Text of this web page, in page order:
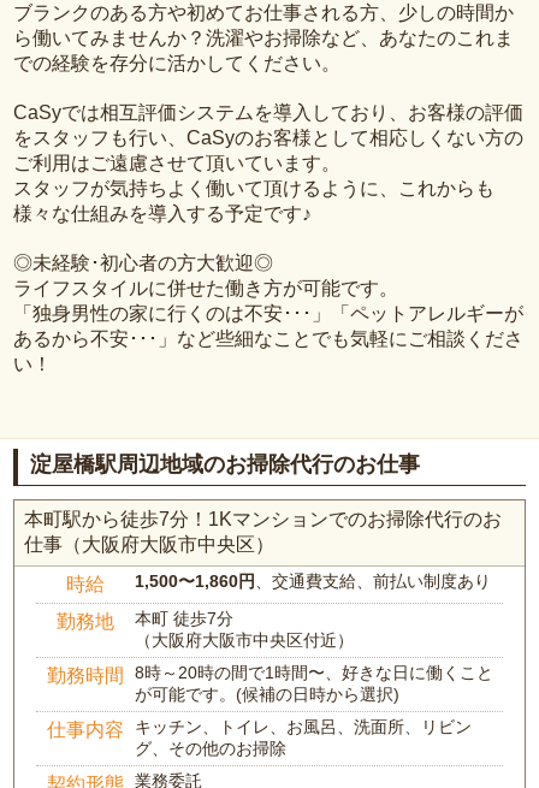
ブランクのある方や初めてお仕事される方、少しの時間か
ら働いてみませんか？洗濯やお掃除など、あなたのこれま
での経験を存分に活かしてください。
CaSyでは相互評価システムを導入しており、お客様の評価
をスタッフも行い、CaSyのお客様として相応しくない方の
ご利用はご遠慮させて頂いています。
スタッフが気持ちよく働いて頂けるように、これからも
様々な仕組みを導入する予定です♪
◎未経験･初心者の方大歓迎◎
ライフスタイルに併せた働き方が可能です。
「独身男性の家に行くのは不安･･･」「ペットアレルギーが
あるから不安･･･」など些細なことでも気軽にご相談くださ
い！
淀屋橋駅周辺地域のお掃除代行のお仕事
本町駅から徒歩7分！1Kマンションでのお掃除代行のお
仕事（大阪府大阪市中央区）
時給 1,500〜1,860円、交通費支給、前払い制度あり
勤務地
本町 徒歩7分
（大阪府大阪市中央区付近）
勤務時間
8時～20時の間で1時間〜、好きな日に働くこと
が可能です。(候補の日時から選択)
仕事内容
キッチン、トイレ、お風呂、洗面所、リビン
グ、その他のお掃除
業務委託